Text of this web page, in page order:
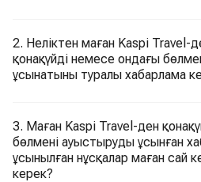
2. Неліктен маған Kaspi Travel-
қонақүйді немесе ондағы
ұсынатыны туралы хабарлама
3. Маған Kaspi Travel-ден
бөлмені ауыстыруды ұсынған
ұсынылған нұсқалар маған сай
керек?